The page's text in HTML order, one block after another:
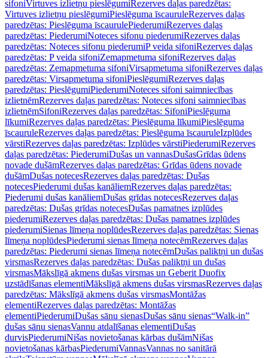
sifoniVirtuves izlietņu pieslēgumiRezerves daļas paredzētas:
Virtuves izlietņu pieslēgumiPieslēguma īscauruleRezerves daļas
paredzētas: Pieslēguma īscaurulePiederumiRezerves daļas
paredzētas: PiederumiNoteces sifonu piederumiRezerves daļas
paredzētas: Noteces sifonu piederumiP veida sifoniRezerves daļas
paredzētas: P veida sifoniZemapmetuma sifoniRezerves daļas
paredzētas: Zemapmetuma sifoniVirsapmetuma sifoniRezerves daļas
paredzētas: Virsapmetuma sifoniPieslēgumiRezerves daļas
paredzētas: PieslēgumiPiederumiNoteces sifoni saimniecības
izlietnēmRezerves daļas paredzētas: Noteces sifoni saimniecības
izlietnēmSifoniRezerves daļas paredzētas: SifoniPieslēguma
līkumiRezerves daļas paredzētas: Pieslēguma līkumiPieslēguma
īscauruleRezerves daļas paredzētas: Pieslēguma īscauruleIzplūdes
vārstiRezerves daļas paredzētas: Izplūdes vārstiPiederumiRezerves
daļas paredzētas: PiederumiDušas un vannasDušasGrīdas ūdens
novade dušāmRezerves daļas paredzētas: Grīdas ūdens novade
dušāmDušas notecesRezerves daļas paredzētas: Dušas
notecesPiederumi dušas kanāliemRezerves daļas paredzētas:
Piederumi dušas kanāliemDušas grīdas notecesRezerves daļas
paredzētas: Dušas grīdas notecesDušas pamatnes izplūdes
piederumiRezerves daļas paredzētas: Dušas pamatnes izplūdes
piederumiSienas līmeņa noplūdesRezerves daļas paredzētas: Sienas
līmeņa noplūdesPiederumi sienas līmeņa notecēmRezerves daļas
paredzētas: Piederumi sienas līmeņa notecēmDušas paliktņi un dušas
virsmasRezerves daļas paredzētas: Dušas paliktņi un dušas
virsmasMākslīgā akmens dušas virsmas un Geberit Duofix
uzstādīšanas elementiMākslīgā akmens dušas virsmasRezerves daļas
paredzētas: Mākslīgā akmens dušas virsmasMontāžas
elementiRezerves daļas paredzētas: Montāžas
elementiPiederumiDušas sānu sienasDušas sānu sienas“Walk-in”
dušas sānu sienasVannu atdalīšanas elementiDušas
durvisPiederumiNišas novietošanas kārbas dušāmNišas
novietošanas kārbasPiederumiVannasVannas no sanitārā